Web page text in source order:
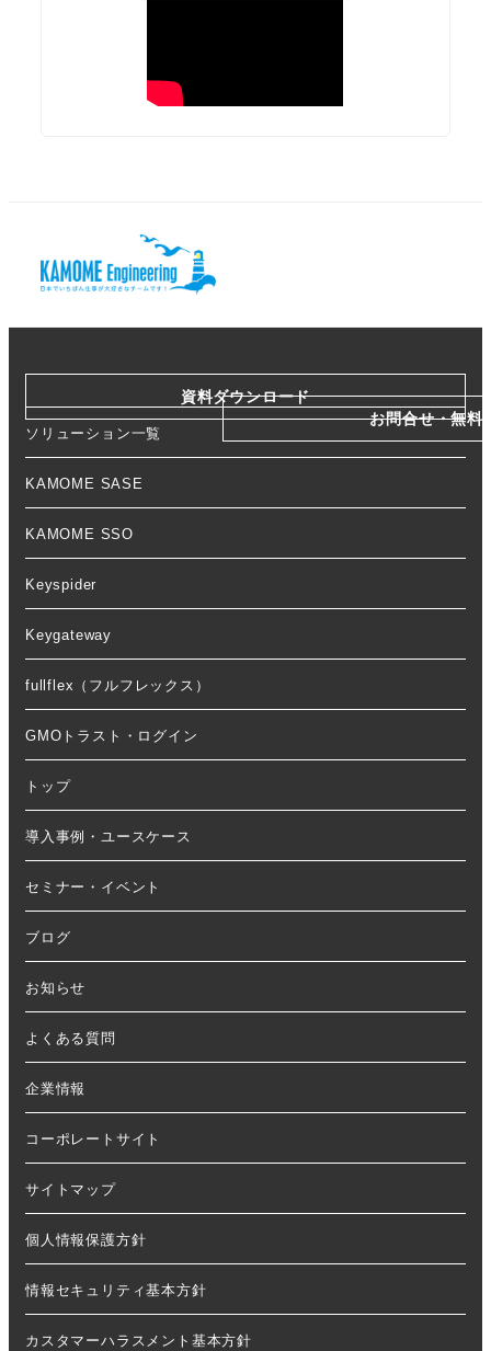
資料ダウンロード
お問合せ・無料
ソリューション一覧
KAMOME SASE
KAMOME SSO
Keyspider
Keygateway
fullflex（フルフレックス）
GMOトラスト・ログイン
トップ
導入事例・ユースケース
セミナー・イベント
ブログ
お知らせ
よくある質問
企業情報
コーポレートサイト
サイトマップ
個人情報保護方針
情報セキュリティ基本方針
カスタマーハラスメント基本方針